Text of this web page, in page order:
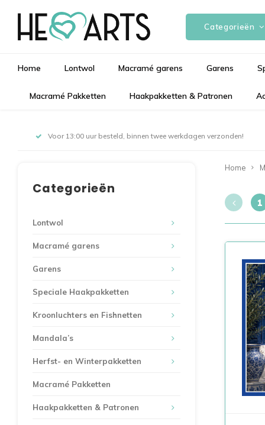
Categorieën
Home Lontwol Macramé garens Garens
Macramé Pakketten Haakpakketten & Patronen
Voor 13:00 uur besteld, binnen twee werkdagen verzonden!
Categorieën
Lontwol
Macramé garens
Garens
Speciale Haakpakketten
Kroonluchters en Fishnetten
Mandala’s
Herfst- en Winterpakketten
Macramé Pakketten
Haakpakketten & Patronen
Home
1